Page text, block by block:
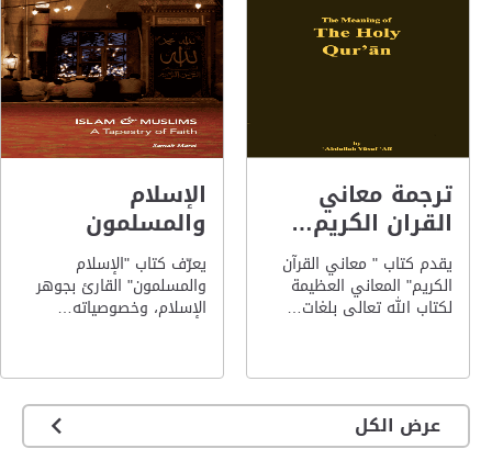
ترجمة معاني
القران الكريم…
يقدم كتاب " معاني القرآن
الكريم" المعاني العظيمة
لكتاب الله تعالى بلغات…
الإسلام
والمسلمون
يعرّف كتاب "الإسلام
والمسلمون" القارئ بجوهر
الإسلام، وخصوصياته…
عرض الكل